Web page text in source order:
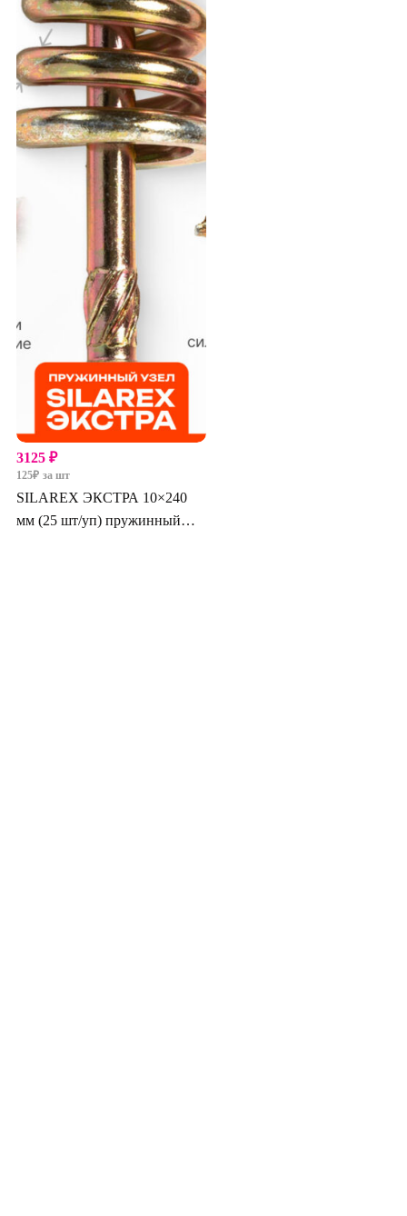
3125 ₽
125₽ за шт
SILAREX ЭКСТРА 10×240
мм (25 шт/уп) пружинный